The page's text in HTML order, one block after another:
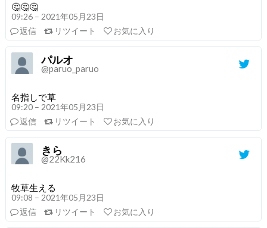
🤔🤔🤔
09:26 – 2021年05月23日
返信
リツイート お気に入り
パルオ
@paruo_paruo
名指しで草
09:20 – 2021年05月23日
返信
リツイート お気に入り
きら
@22Kk216
牧草生える
09:08 – 2021年05月23日
返信
リツイート お気に入り